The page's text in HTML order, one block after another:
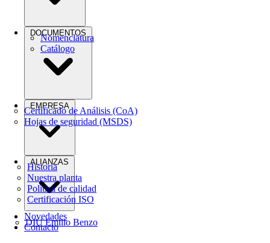
Nomenclatura
Catálogo
Certificado de Análisis (CoA)
Hojas de seguridad (MSDS)
Historia
Nuestra planta
Política de calidad
Certificación ISO
DIU Emilio Benzo
Novedades
Contacto